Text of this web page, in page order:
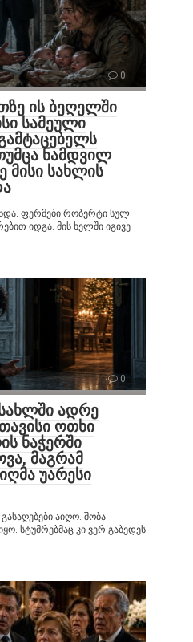
0
ის ბეღელში
სამეული
ნამდვილ
მისი სახლის
ფერმები რობერტი სულ
იდგა. მის ხელში იგივე
0
ადრე
ოთხი
ნაჭერში
მაგრამ
უარესი
აიღო. შობა
სტუმრებმაც კი ვერ გაბედეს